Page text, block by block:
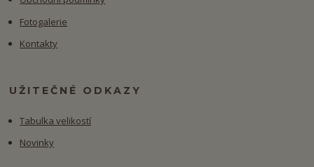
Fotogalerie
Kontakty
UŽITEČNÉ ODKAZY
Tabulka velikostí
Novinky